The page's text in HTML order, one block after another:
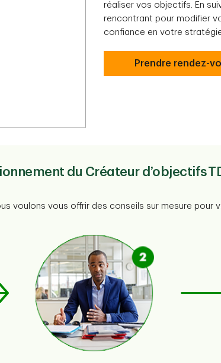
réaliser vos objectifs. En
rencontrant pour modifier
confiance en votre
Prendre rendez-
du Créateur d’objectifs
voulons vous offrir des conseils sur mesure pour